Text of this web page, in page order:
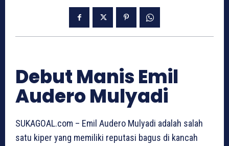
Debut Manis Emil
Audero Mulyadi
SUKAGOAL.com – Emil Audero Mulyadi adalah salah
satu kiper yang memiliki reputasi bagus di kancah